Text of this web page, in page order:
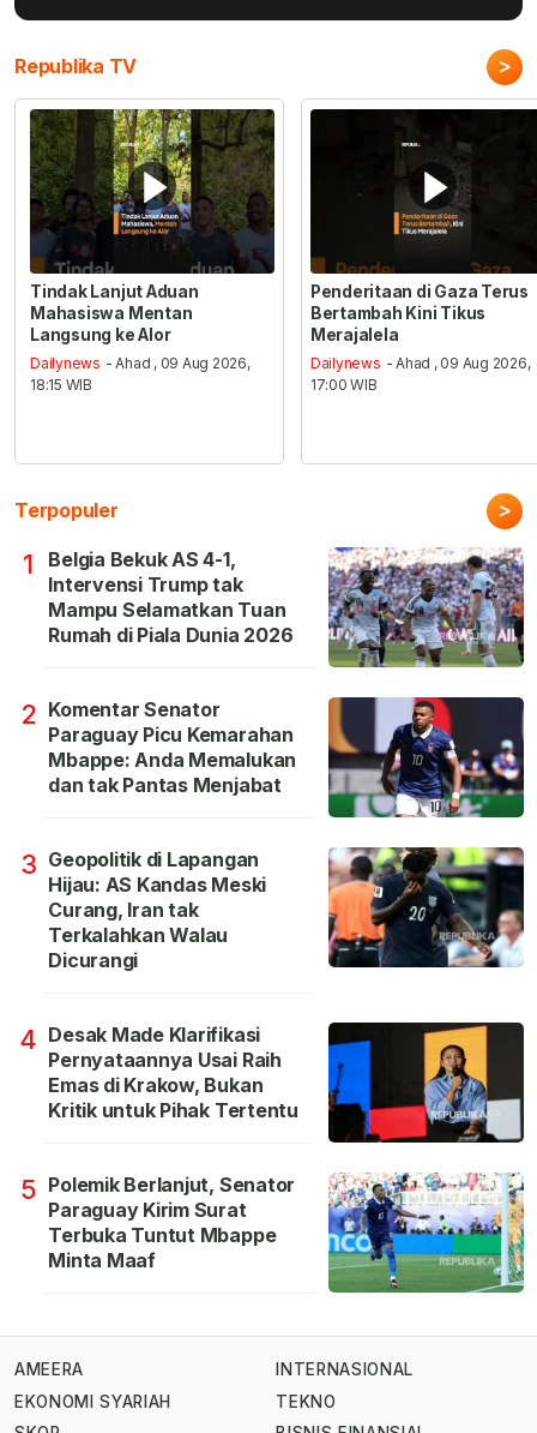
Republika TV >
Tindak Lanjut Aduan
Mahasiswa Mentan
Langsung ke Alor
Dailynews - Ahad , 09 Aug 2026,
18:15 WIB
Penderitaan di Gaza Terus
Bertambah Kini Tikus
Merajalela
Dailynews - Ahad , 09 Aug 2026,
17:00 WIB
Terpopuler >
1
Belgia Bekuk AS 4-1,
Intervensi Trump tak
Mampu Selamatkan Tuan
Rumah di Piala Dunia 2026
2 Komentar Senator
Paraguay Picu Kemarahan
Mbappe: Anda Memalukan
dan tak Pantas Menjabat
3 Geopolitik di Lapangan
Hijau: AS Kandas Meski
Curang, Iran tak
Terkalahkan Walau
Dicurangi
4 Desak Made Klarifikasi
Pernyataannya Usai Raih
Emas di Krakow, Bukan
Kritik untuk Pihak Tertentu
5 Polemik Berlanjut, Senator
Paraguay Kirim Surat
Terbuka Tuntut Mbappe
Minta Maaf
AMEERA
EKONOMI SYARIAH
INTERNASIONAL
TEKNO